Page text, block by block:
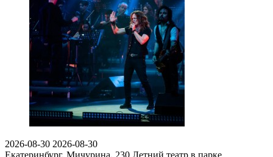
2026-08-30 2026-08-30
Екатеринбург, Мичурина, 230 Летний театр в парке